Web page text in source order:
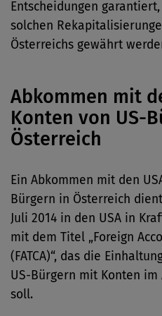
Entscheidungen
solchen
Österreichs gewährt
Abkommen mit
Konten von US-
Österreich
Ein Abkommen mit den
Bürgern in Österreich
Juli 2014 in den USA in
mit dem Titel „Foreign
(FATCA)“, das die
US-Bürgern mit Konten
soll.